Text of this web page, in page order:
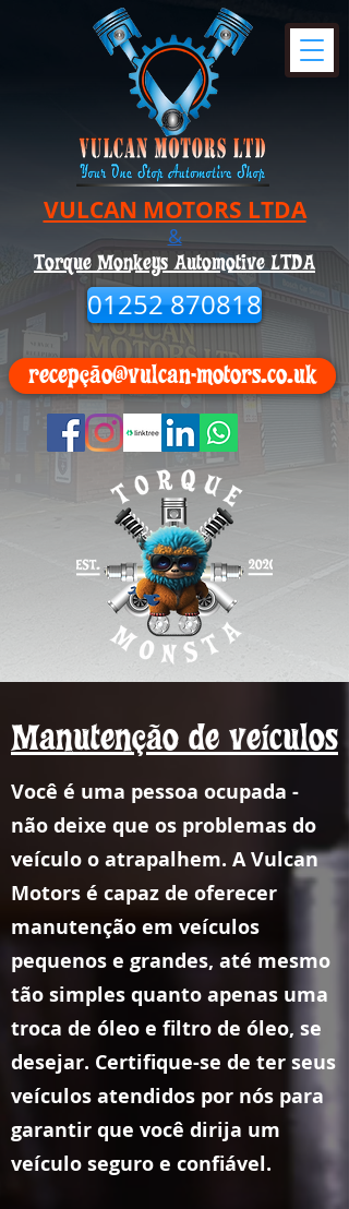
VULCAN MOTORS LTDA
&
Torque Monkeys Automotive LTDA
01252 870818
recepção@vulcan-motors.co.uk
Manutenção de veículos
Você é uma pessoa ocupada -
não deixe que os problemas do
veículo o atrapalhem. A Vulcan
Motors é capaz de oferecer
manutenção em veículos
pequenos e grandes, até mesmo
tão simples quanto apenas uma
troca de óleo e filtro de óleo, se
desejar. Certifique-se de ter seus
veículos atendidos por nós para
garantir que você dirija um
veículo seguro e confiável.